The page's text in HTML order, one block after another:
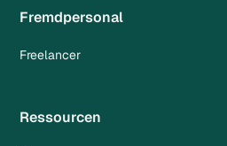
Fremdpersonal
Freelancer
Ressourcen